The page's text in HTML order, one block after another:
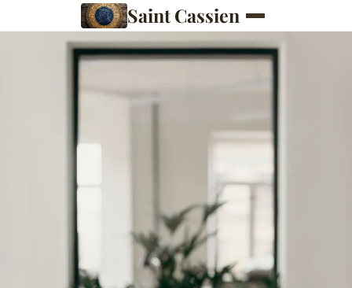
Saint Cassien